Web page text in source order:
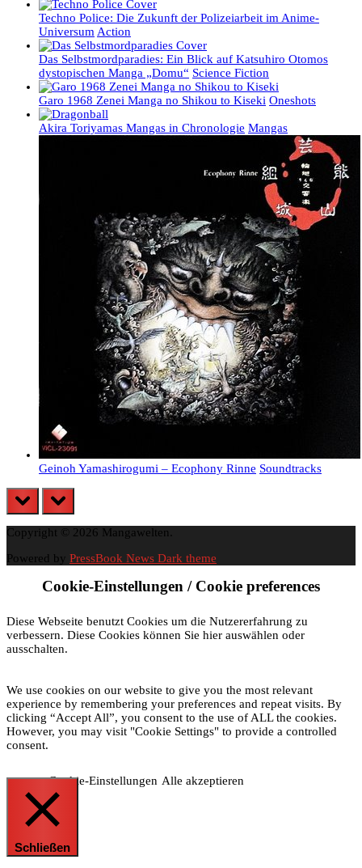
Techno Police: Die Zukunft der Polizeiarbeit im Anime-
Universum Action
Das Selbstmordparadies: Ein Blick auf Katsuhiro Otomos
dystopischen Manga „Domu“ Science Fiction
Garo 1968 Zenei Manga no Shikou to Kiseki Oneshots
Akira Toriyamas Mangas in Chronologie Mangas
Geinoh Yamashirogumi – Ecophony Rinne Soundtracks
prev next
Copyright © 2026 Mangawelten.
Powered by PressBook News Dark theme
Cookie-Einstellungen / Cookie preferences
Diese Webseite benutzt Cookies um die Nutzererfahrung zu
verbessern. Diese Cookies können Sie hier auswählen oder
ausschalten.
We use cookies on our website to give you the most relevant
experience by remembering your preferences and repeat visits. By
clicking “Accept All”, you consent to the use of ALL the cookies.
However, you may visit "Cookie Settings" to provide a controlled
consent.
Cookie-Einstellungen Alle akzeptieren
Schließen